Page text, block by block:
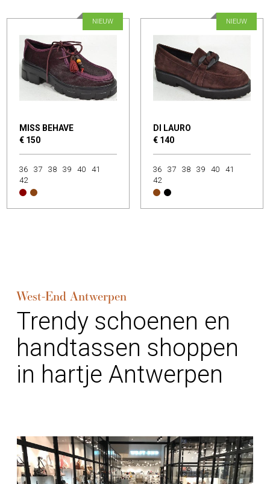
MISS BEHAVE
€ 150
NIEUW
36 37 38 39 40
41
42
DI LAURO
€ 140
NIEUW
36 37 38 39 40
41
42
West-End Antwerpen
Trendy schoenen en
handtassen shoppen
in hartje Antwerpen